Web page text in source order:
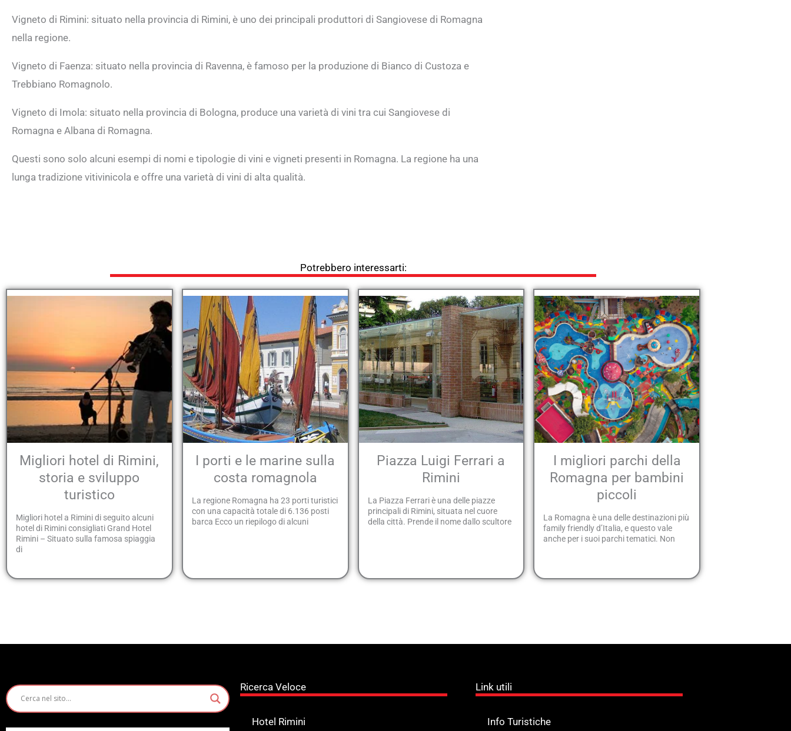
Vigneto di Rimini: situato nella provincia di Rimini, è uno dei principali produttori di Sangiovese di Romagna
nella regione.
Vigneto di Faenza: situato nella provincia di Ravenna, è famoso per la produzione di Bianco di Custoza e
Trebbiano Romagnolo.
Vigneto di Imola: situato nella provincia di Bologna, produce una varietà di vini tra cui Sangiovese di
Romagna e Albana di Romagna.
Questi sono solo alcuni esempi di nomi e tipologie di vini e vigneti presenti in Romagna. La regione ha una
lunga tradizione vitivinicola e offre una varietà di vini di alta qualità.
Potrebbero interessarti:
Migliori hotel di Rimini,
storia e sviluppo
turistico
Migliori hotel a Rimini di seguito alcuni
hotel di Rimini consigliati Grand Hotel
Rimini – Situato sulla famosa spiaggia
di
I porti e le marine sulla
costa romagnola
La regione Romagna ha 23 porti turistici
con una capacità totale di 6.136 posti
barca Ecco un riepilogo di alcuni
Piazza Luigi Ferrari a
Rimini
La Piazza Ferrari è una delle piazze
principali di Rimini, situata nel cuore
della città. Prende il nome dallo scultore
I migliori parchi della
Romagna per bambini
piccoli
La Romagna è una delle destinazioni più
family friendly d’Italia, e questo vale
anche per i suoi parchi tematici. Non
Ricerca Veloce
Hotel Rimini
Link utili
Info Turistiche